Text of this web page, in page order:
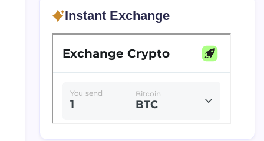
Instant Exchange